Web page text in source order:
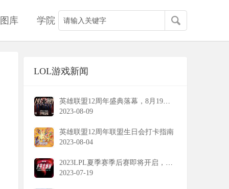
图库 学院
LOL游戏新闻
英雄联盟12周年盛典落幕，8月19日战斗之夜登场
2023-08-09
英雄联盟12周年联盟生日会打卡指南
2023-08-04
2023LPL夏季赛季后赛即将开启，群雄力争银龙杯
2023-07-19